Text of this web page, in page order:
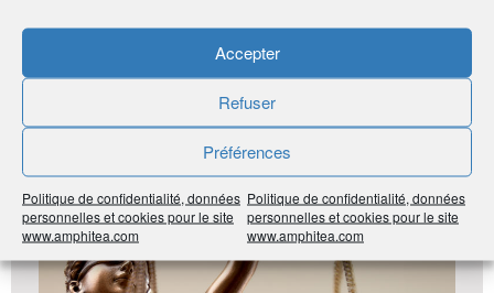
Accepter
Refuser
Préférences
Politique de confidentialité, données
personnelles et cookies pour le site
www.amphitea.com
Politique de confidentialité, données
personnelles et cookies pour le site
www.amphitea.com
LES DERNIÈRES ANNONCES DU
CLUB ADHÉRENT
#22 Côtes-d’Armor #Activités juridiques et
comptables